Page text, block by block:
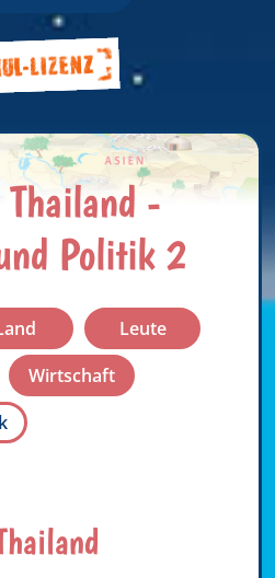
Thailand -
Politik 2
Leute
Wirtschaft